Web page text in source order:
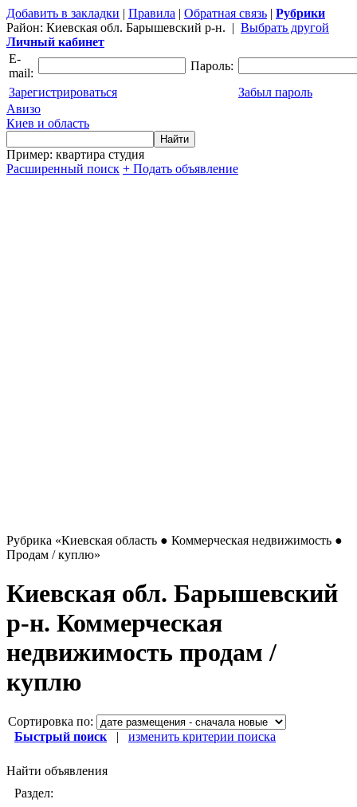
Добавить в закладки | Правила | Обратная связь | Рубрики
Район: Киевская обл. Барышевский р-н. | Выбрать другой
Личный кабинет
E-
mail:
Пароль:
Зарегистрироваться
Забыл пароль
Авизо
Киев и область
Пример: квартира студия
Расширенный поиск + Подать объявление
Рубрика «Киевская область ● Коммерческая недвижимость ●
Продам / куплю»
Киевская обл. Барышевский
р-н. Коммерческая
недвижимость продам /
куплю
Сортировка по:
Быстрый поиск | изменить критерии поиска
Найти объявления
Раздел: